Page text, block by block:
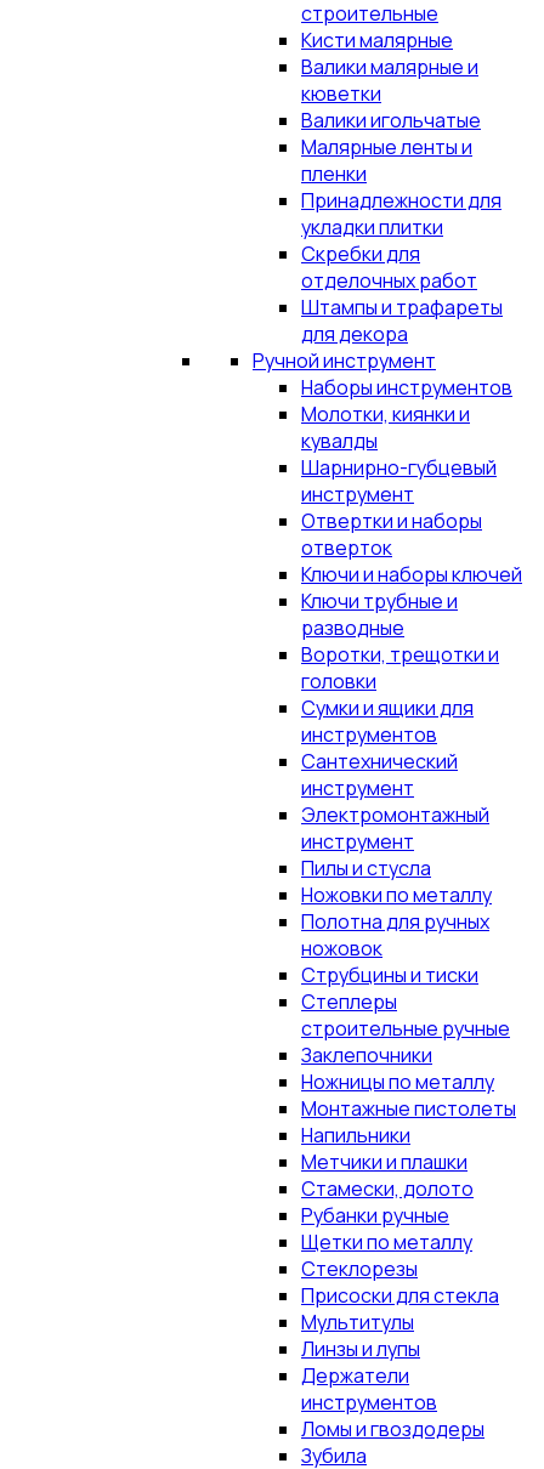
строительные
Кисти малярные
Валики малярные и
кюветки
Валики игольчатые
Малярные ленты и
пленки
Принадлежности для
укладки плитки
Скребки для
отделочных работ
Штампы и трафареты
для декора
Ручной инструмент
Наборы инструментов
Молотки, киянки и
кувалды
Шарнирно-губцевый
инструмент
Отвертки и наборы
отверток
Ключи и наборы ключей
Ключи трубные и
разводные
Воротки, трещотки и
головки
Сумки и ящики для
инструментов
Сантехнический
инструмент
Электромонтажный
инструмент
Пилы и стусла
Ножовки по металлу
Полотна для ручных
ножовок
Струбцины и тиски
Степлеры
строительные ручные
Заклепочники
Ножницы по металлу
Монтажные пистолеты
Напильники
Метчики и плашки
Стамески, долото
Рубанки ручные
Щетки по металлу
Стеклорезы
Присоски для стекла
Мультитулы
Линзы и лупы
Держатели
инструментов
Ломы и гвоздодеры
Зубила